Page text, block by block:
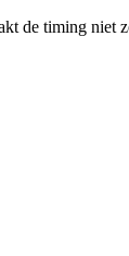
de timing niet